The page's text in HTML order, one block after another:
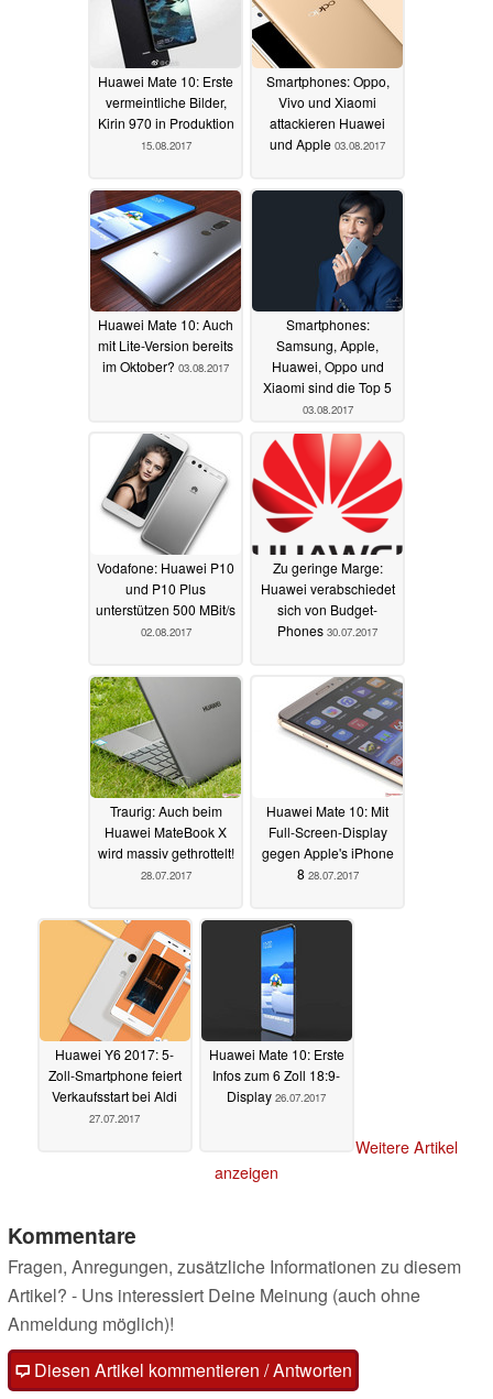
Huawei Mate 10: Erste
vermeintliche Bilder,
Kirin 970 in Produktion
15.08.2017
Smartphones: Oppo,
Vivo und Xiaomi
attackieren Huawei
und Apple 03.08.2017
Huawei Mate 10: Auch
mit Lite-Version bereits
im Oktober? 03.08.2017
Smartphones:
Samsung, Apple,
Huawei, Oppo und
Xiaomi sind die Top 5
03.08.2017
Vodafone: Huawei P10
und P10 Plus
unterstützen 500 MBit/s
02.08.2017
Zu geringe Marge:
Huawei verabschiedet
sich von Budget-
Phones 30.07.2017
Traurig: Auch beim
Huawei MateBook X
wird massiv gethrottelt!
28.07.2017
Huawei Mate 10: Mit
Full-Screen-Display
gegen Apple's iPhone
8 28.07.2017
Huawei Y6 2017: 5-
Zoll-Smartphone feiert
Verkaufsstart bei Aldi
27.07.2017
Huawei Mate 10: Erste
Infos zum 6 Zoll 18:9-
Display 26.07.2017
Weitere Artikel
anzeigen
Kommentare
Fragen, Anregungen, zusätzliche Informationen zu diesem
Artikel? - Uns interessiert Deine Meinung (auch ohne
Anmeldung möglich)!
Diesen Artikel kommentieren / Antworten